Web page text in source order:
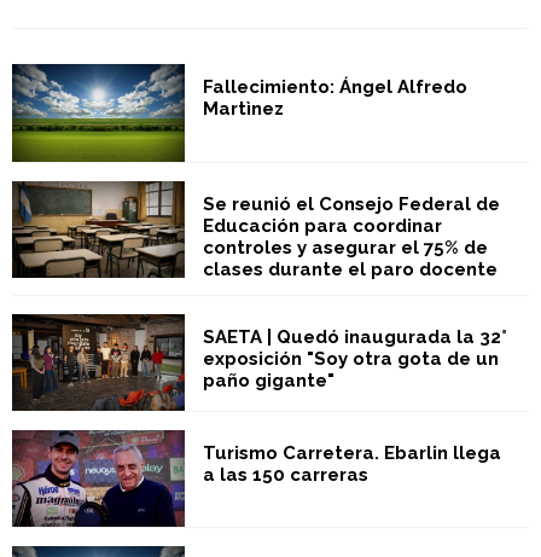
Fallecimiento: Ángel Alfredo
Martìnez
Se reunió el Consejo Federal de
Educación para coordinar
controles y asegurar el 75% de
clases durante el paro docente
SAETA | Quedó inaugurada la 32°
exposición "Soy otra gota de un
paño gigante"
Turismo Carretera. Ebarlin llega
a las 150 carreras